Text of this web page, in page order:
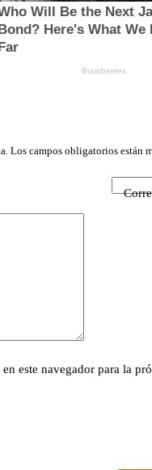
Los campos obligatorios están
este navegador para la